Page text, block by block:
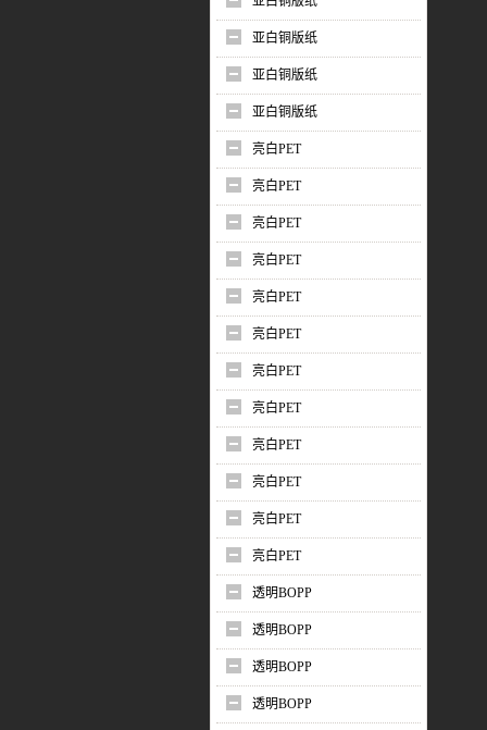
亚白铜版纸
亚白铜版纸
亚白铜版纸
亮白PET
亮白PET
亮白PET
亮白PET
亮白PET
亮白PET
亮白PET
亮白PET
亮白PET
亮白PET
亮白PET
亮白PET
透明BOPP
透明BOPP
透明BOPP
透明BOPP